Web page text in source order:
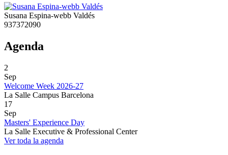
Susana Espina-webb Valdés
937372090
Agenda
2
Sep
Welcome Week 2026-27
La Salle Campus Barcelona
17
Sep
Masters' Experience Day
La Salle Executive & Professional Center
Ver toda la agenda